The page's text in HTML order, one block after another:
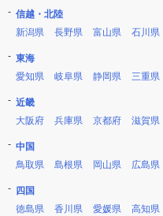
信越・北陸
新潟県
長野県 富山県 石川県
東海
愛知県
岐阜県 静岡県 三重県
近畿
大阪府
兵庫県 京都府 滋賀県
中国
鳥取県
島根県 岡山県 広島県
四国
徳島県
香川県 愛媛県 高知県